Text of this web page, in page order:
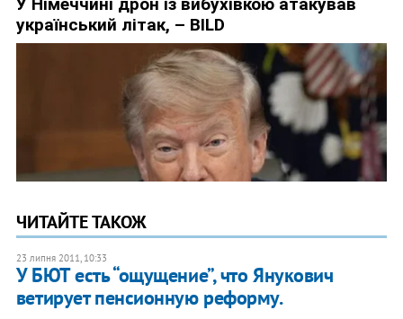
ЧИТАЙТЕ ТАКОЖ
23 липня 2011, 10:33
У БЮТ есть “ощущение”, что Янукович
ветирует пенсионную реформу.